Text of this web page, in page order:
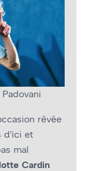
rêvée
d’ici et
mal
Cardin